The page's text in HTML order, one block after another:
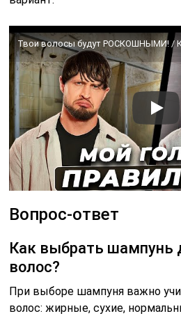
Вопрос-ответ
Как выбрать шампунь
волос?
При выборе шампуня важно
волос: жирные, сухие,